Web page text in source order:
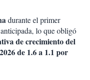
durante el primer
lo que obligó
de crecimiento del
de 1.6 a 1.1 por